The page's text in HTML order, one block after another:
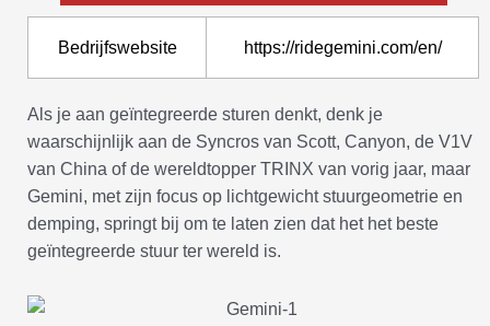
Bedrijfswebsite https://ridegemini.com/en/
Als je aan geïntegreerde sturen denkt, denk je
waarschijnlijk aan de Syncros van Scott, Canyon, de V1V
van China of de wereldtopper TRINX van vorig jaar, maar
Gemini, met zijn focus op lichtgewicht stuurgeometrie en
demping, springt bij om te laten zien dat het het beste
geïntegreerde stuur ter wereld is.